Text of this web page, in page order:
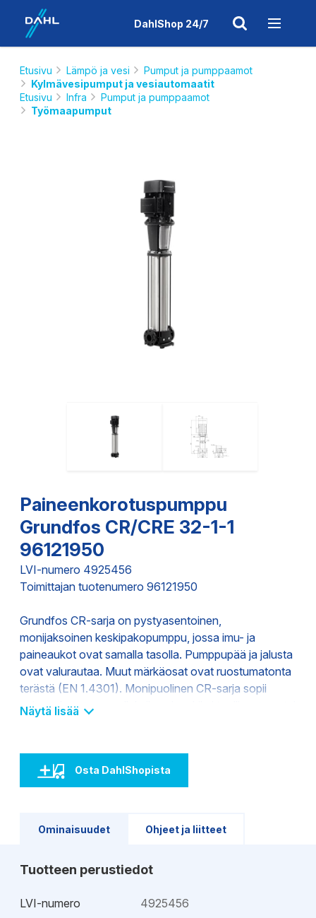
DahlShop 24/7
Etusivu Lämpö ja vesi
Pumput ja pumppaamot
Kylmävesipumput ja vesiautomaatit
Etusivu
Infra
Pumput ja pumppaamot
Työmaapumput
Paineenkorotuspumppu
Grundfos CR/CRE 32-1-1
96121950
LVI-numero 4925456
Toimittajan tuotenumero 96121950
Grundfos CR-sarja on pystyasentoinen,
monijaksoinen keskipakopumppu, jossa imu- ja
paineaukot ovat samalla tasolla. Pumppupää ja jalusta
ovat valurautaa. Muut märkäosat ovat ruostumatonta
terästä (EN 1.4301). Monipuolinen CR-sarja sopii
paineenkorotussovelluksiin esimerkiksi teollisuuteen tai
m3/h, painealue 0-40bar. Laaja mallisto on
modulaarisuutensa ansiosta erittäin käyttökelpoinen
mitä erilaisimpiin käyttökohteisiin. Tuoteperheeseen
1.4408/AISI316, CRI-malli, jonka materiaali on
verkkojännitevaihtoehtoja. Pumppua saa myös
vastaamaan erikoisvaatimuksia, jotta ne kestävät
Näytä lisää
Osta DahlShopista
Ominaisuudet Ohjeet ja liitteet
Tuotteen perustiedot
LVI-numero
4925456